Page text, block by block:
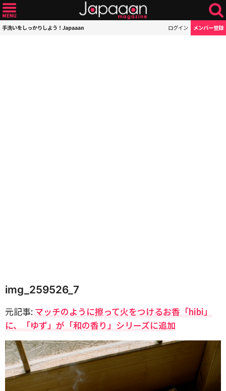
手洗いをしっかりしよう！Japaaan ログイン メンバー登録
img_259526_7
元記事: マッチのように擦って火をつけるお香「hibi」
に、「ゆず」が「和の香り」シリーズに追加